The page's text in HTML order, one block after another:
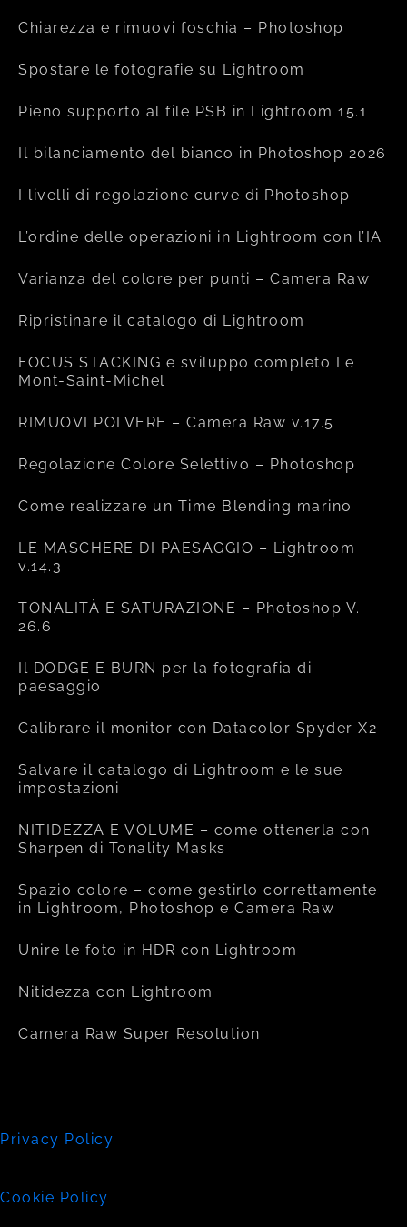
Chiarezza e rimuovi foschia – Photoshop
Spostare le fotografie su Lightroom
Pieno supporto al file PSB in Lightroom 15.1
Il bilanciamento del bianco in Photoshop 2026
I livelli di regolazione curve di Photoshop
L’ordine delle operazioni in Lightroom con l’IA
Varianza del colore per punti – Camera Raw
Ripristinare il catalogo di Lightroom
FOCUS STACKING e sviluppo completo Le
Mont-Saint-Michel
RIMUOVI POLVERE – Camera Raw v.17.5
Regolazione Colore Selettivo – Photoshop
Come realizzare un Time Blending marino
LE MASCHERE DI PAESAGGIO – Lightroom
v.14.3
TONALITÀ E SATURAZIONE – Photoshop V.
26.6
Il DODGE E BURN per la fotografia di
paesaggio
Calibrare il monitor con Datacolor Spyder X2
Salvare il catalogo di Lightroom e le sue
impostazioni
NITIDEZZA E VOLUME – come ottenerla con
Sharpen di Tonality Masks
Spazio colore – come gestirlo correttamente
in Lightroom, Photoshop e Camera Raw
Unire le foto in HDR con Lightroom
Nitidezza con Lightroom
Camera Raw Super Resolution
Privacy Policy
Cookie Policy